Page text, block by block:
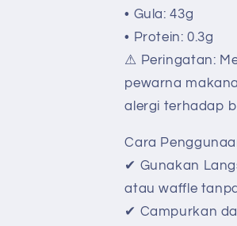
• Gula: 43g
• Protein: 0.3g
⚠ Peringatan:
pewarna
alergi terhadap
Cara
✔ Gunakan
atau waffle
✔ Campurkan